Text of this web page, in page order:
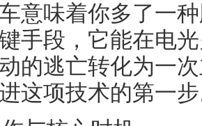
意味着你多了一
手段，它能在电
的逃亡转化为一
这项技术的第一